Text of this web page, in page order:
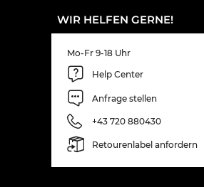
WIR HELFEN GERNE!
Mo-Fr 9-18 Uhr
Help Center
Anfrage stellen
+43 720 880430
Retourenlabel anfordern